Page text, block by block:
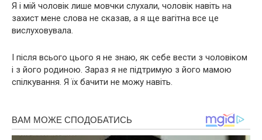
Я і мій чоловік лише мовчки слухали, чоловік навіть на
захист мене слова не сказав, а я ще вагітна все це
вислуховувала.
І після всього цього я не знаю, як себе вести з чоловіком
і з його родиною. Зараз я не підтримую з його мамою
спілкування. Я їх бачити не можу навіть.